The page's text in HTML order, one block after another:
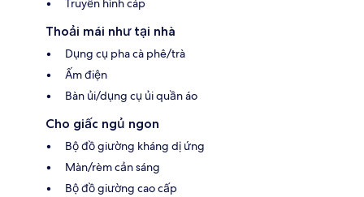
Truyền hình cáp
Thoải mái như tại nhà
Dụng cụ pha cà phê/trà
Ấm điện
Bàn ủi/dụng cụ ủi quần áo
Cho giấc ngủ ngon
Bộ đồ giường kháng dị ứng
Màn/rèm cản sáng
Bộ đồ giường cao cấp